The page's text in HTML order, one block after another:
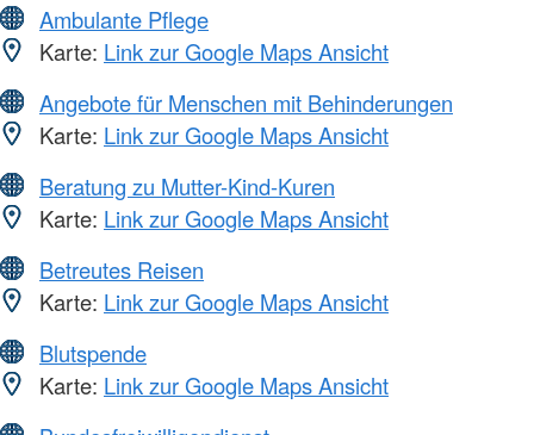
Ambulante Pflege
Karte: Link zur Google Maps Ansicht
Angebote für Menschen mit Behinderungen
Karte: Link zur Google Maps Ansicht
Beratung zu Mutter-Kind-Kuren
Karte: Link zur Google Maps Ansicht
Betreutes Reisen
Karte: Link zur Google Maps Ansicht
Blutspende
Karte: Link zur Google Maps Ansicht